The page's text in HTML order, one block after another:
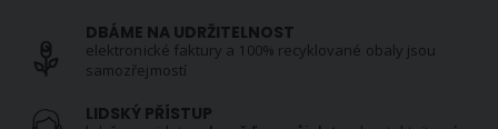
DBÁME NA UDRŽITELNOST
elektronické faktury a 100% recyklované obaly jsou
samozřejmostí
LIDSKÝ PŘÍSTUP